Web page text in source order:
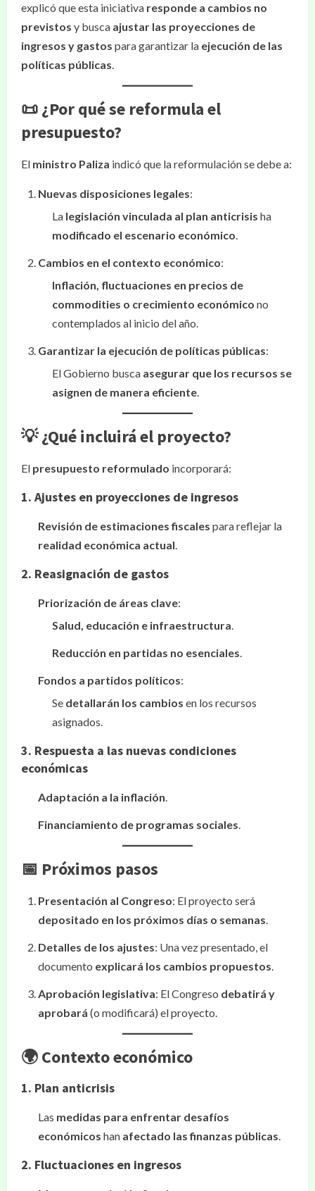
explicó que esta iniciativa responde a cambios no
previstos y busca ajustar las proyecciones de
ingresos y gastos para garantizar la ejecución de las
políticas públicas.
📜 ¿Por qué se reformula el
presupuesto?
El ministro Paliza indicó que la reformulación se debe a:
Nuevas disposiciones legales:
La legislación vinculada al plan anticrisis ha
modificado el escenario económico.
Cambios en el contexto económico:
Inflación, fluctuaciones en precios de
commodities o crecimiento económico no
contemplados al inicio del año.
Garantizar la ejecución de políticas públicas:
El Gobierno busca asegurar que los recursos se
asignen de manera eficiente.
💡 ¿Qué incluirá el proyecto?
El presupuesto reformulado incorporará:
1. Ajustes en proyecciones de ingresos
Revisión de estimaciones fiscales para reflejar la
realidad económica actual.
2. Reasignación de gastos
Priorización de áreas clave:
Salud, educación e infraestructura.
Reducción en partidas no esenciales.
Fondos a partidos políticos:
Se detallarán los cambios en los recursos
asignados.
3. Respuesta a las nuevas condiciones
económicas
Adaptación a la inflación.
Financiamiento de programas sociales.
📅 Próximos pasos
Presentación al Congreso: El proyecto será
depositado en los próximos días o semanas.
Detalles de los ajustes: Una vez presentado, el
documento explicará los cambios propuestos.
Aprobación legislativa: El Congreso debatirá y
aprobará (o modificará) el proyecto.
🌍 Contexto económico
1. Plan anticrisis
Las medidas para enfrentar desafíos
económicos han afectado las finanzas públicas.
2. Fluctuaciones en ingresos